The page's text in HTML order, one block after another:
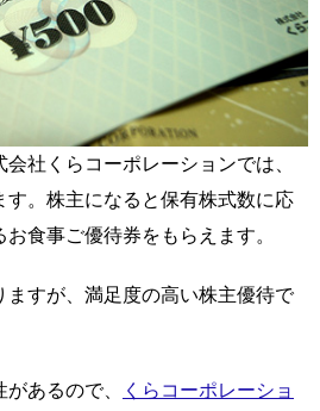
社くらコーポレーションでは、
す。株主になると保有株式数に応
食事ご優待券をもらえます。
ますが、満足度の高い株主優待で
あるので、
くらコーポレーショ